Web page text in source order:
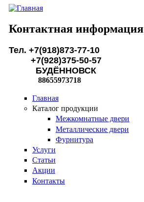
Перейти к основному содержанию
Контактная информация
Тел. +7(918)873-77-10
+7(928)375-50-57
БУДЁННОВСК
88655973718
Главная
Каталог продукции
Межкомнатные двери
Металлические двери
Фурнитура
Услуги
Статьи
Акции
Контакты